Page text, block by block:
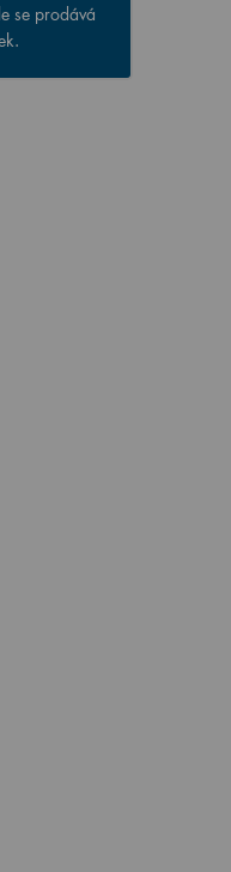
se prodává